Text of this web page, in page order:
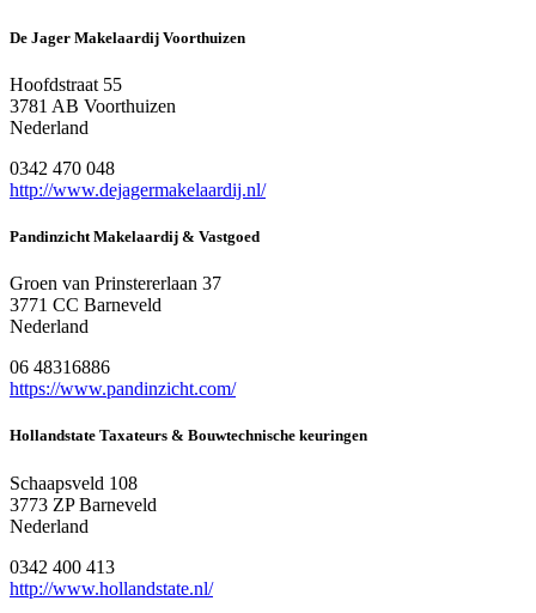
De Jager Makelaardij Voorthuizen
Hoofdstraat 55
3781 AB Voorthuizen
Nederland
0342 470 048
http://www.dejagermakelaardij.nl/
Pandinzicht Makelaardij & Vastgoed
Groen van Prinstererlaan 37
3771 CC Barneveld
Nederland
06 48316886
https://www.pandinzicht.com/
Hollandstate Taxateurs & Bouwtechnische keuringen
Schaapsveld 108
3773 ZP Barneveld
Nederland
0342 400 413
http://www.hollandstate.nl/